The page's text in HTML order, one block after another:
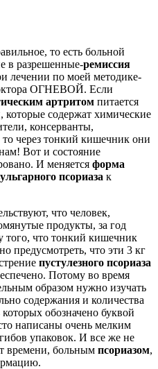
то есть больной
в разрешенные-ремиссия
лечении по моей методике-
ОГНЕВОЙ. Если
артритом питается
содержат химические
консерванты,
через тонкий кишечник они
Вот и состояние
И меняется форма
псориаза к
что человек,
продукты, за год
того, что тонкий кишечник
предусмотреть, что эти 3 кг
пустулезного псориаза
Потому во время
образом нужно изучать
содержания и количества
обозначено буквой
написаны очень мелким
упаковок. И все же не
времени, больным псориазом,